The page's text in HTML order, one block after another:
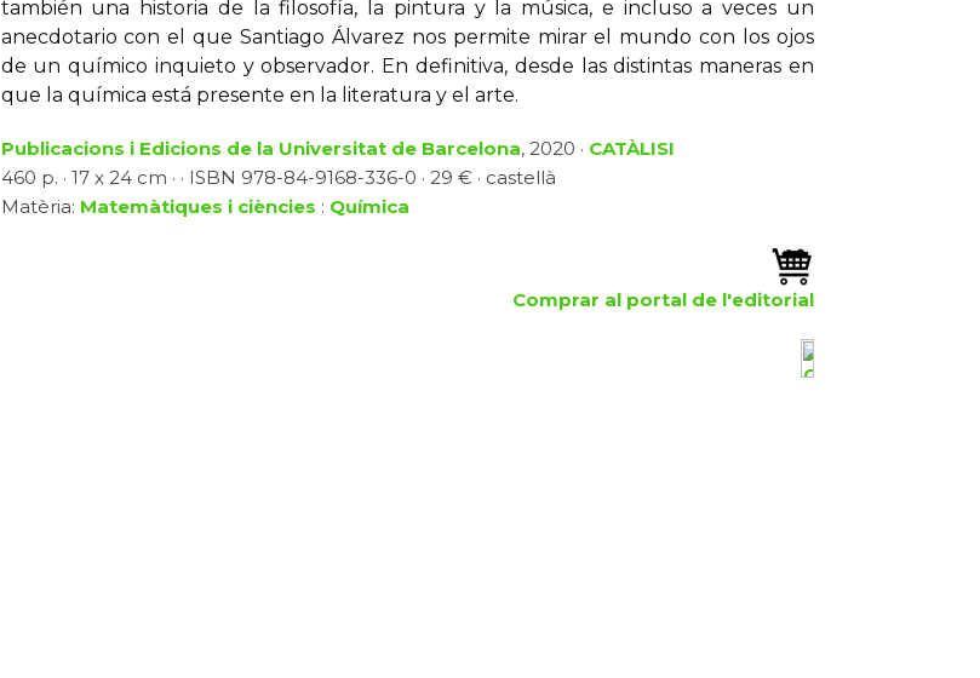
también una historia de la filosofía, la pintura y la música, e incluso a veces un
anecdotario con el que Santiago Álvarez nos permite mirar el mundo con los ojos
de un químico inquieto y observador. En definitiva, desde las distintas maneras en
que la química está presente en la literatura y el arte.
Publicacions i Edicions de la Universitat de Barcelona, 2020 · CATÀLISI
460 p. · 17 x 24 cm · · ISBN 978-84-9168-336-0 · 29 € · castellà
Matèria: Matemàtiques i ciències : Química
Comprar al portal de l'editorial